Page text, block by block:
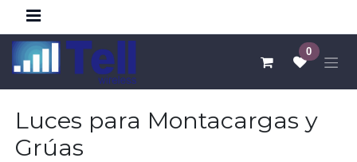
0
Luces para Montacargas y
Grúas